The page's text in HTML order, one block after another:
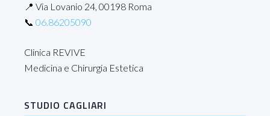
📍 Via Lovanio 24, 00198 Roma
📞 06.86205090
Clinica REVIVE
Medicina e Chirurgia Estetica
STUDIO CAGLIARI